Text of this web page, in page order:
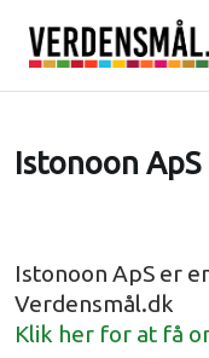
Istonoon ApS
Istonoon ApS er
Verdensmål.dk
Klik her for at få